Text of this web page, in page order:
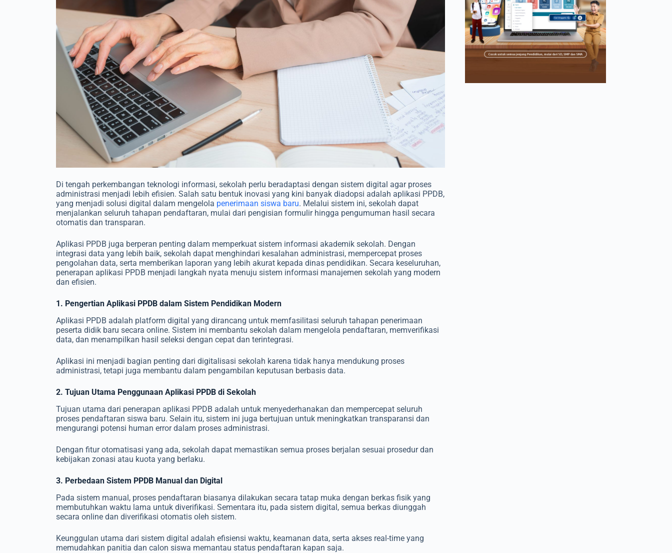
Di tengah perkembangan teknologi informasi, sekolah perlu beradaptasi dengan sistem digital agar proses
administrasi menjadi lebih efisien. Salah satu bentuk inovasi yang kini banyak diadopsi adalah aplikasi PPDB,
yang menjadi solusi digital dalam mengelola penerimaan siswa baru. Melalui sistem ini, sekolah dapat
menjalankan seluruh tahapan pendaftaran, mulai dari pengisian formulir hingga pengumuman hasil secara
otomatis dan transparan.
Aplikasi PPDB juga berperan penting dalam memperkuat sistem informasi akademik sekolah. Dengan
integrasi data yang lebih baik, sekolah dapat menghindari kesalahan administrasi, mempercepat proses
pengolahan data, serta memberikan laporan yang lebih akurat kepada dinas pendidikan. Secara keseluruhan,
penerapan aplikasi PPDB menjadi langkah nyata menuju sistem informasi manajemen sekolah yang modern
dan efisien.
1. Pengertian Aplikasi PPDB dalam Sistem Pendidikan Modern
Aplikasi PPDB adalah platform digital yang dirancang untuk memfasilitasi seluruh tahapan penerimaan
peserta didik baru secara online. Sistem ini membantu sekolah dalam mengelola pendaftaran, memverifikasi
data, dan menampilkan hasil seleksi dengan cepat dan terintegrasi.
Aplikasi ini menjadi bagian penting dari digitalisasi sekolah karena tidak hanya mendukung proses
administrasi, tetapi juga membantu dalam pengambilan keputusan berbasis data.
2. Tujuan Utama Penggunaan Aplikasi PPDB di Sekolah
Tujuan utama dari penerapan aplikasi PPDB adalah untuk menyederhanakan dan mempercepat seluruh
proses pendaftaran siswa baru. Selain itu, sistem ini juga bertujuan untuk meningkatkan transparansi dan
mengurangi potensi human error dalam proses administrasi.
Dengan fitur otomatisasi yang ada, sekolah dapat memastikan semua proses berjalan sesuai prosedur dan
kebijakan zonasi atau kuota yang berlaku.
3. Perbedaan Sistem PPDB Manual dan Digital
Pada sistem manual, proses pendaftaran biasanya dilakukan secara tatap muka dengan berkas fisik yang
membutuhkan waktu lama untuk diverifikasi. Sementara itu, pada sistem digital, semua berkas diunggah
secara online dan diverifikasi otomatis oleh sistem.
Keunggulan utama dari sistem digital adalah efisiensi waktu, keamanan data, serta akses real-time yang
memudahkan panitia dan calon siswa memantau status pendaftaran kapan saja.